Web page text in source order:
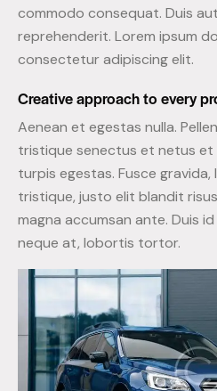
commodo consequat. Duis
reprehenderit. Lorem ipsum
consectetur adipiscing elit.
Creative approach to every
Aenean et egestas nulla.
tristique senectus et netus et
turpis egestas. Fusce gravida,
tristique, justo elit blandit
magna accumsan ante. Duis
neque at, lobortis tortor.